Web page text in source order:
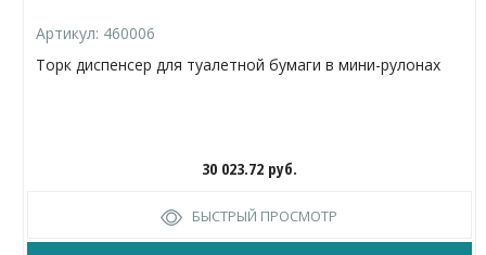
Артикул: 460006
Торк диспенсер для туалетной бумаги в мини-рулонах
30 023.72 руб.
БЫСТРЫЙ ПРОСМОТР